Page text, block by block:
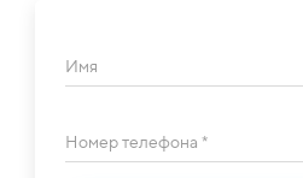
Имя
Номер телефона *